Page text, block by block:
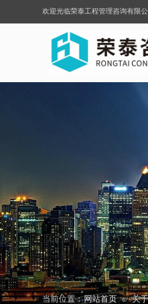
欢迎光临荣泰工程管理咨询有限公
当前位置：网站首页 ⊙ 关